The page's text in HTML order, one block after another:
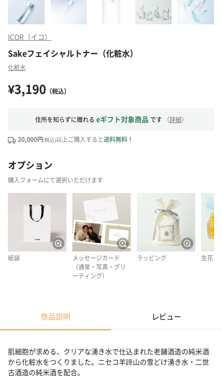
ICOR（イコ）
Sakeフェイシャルトナー（化粧水）
化粧水
¥3,190 （税込）
住所を知らずに贈れる eギフト対象商品 です （詳細）
20,000円(税込)以上ご購入すると送料無料！
オプション
購入フォームにて選択いただけます
紙袋
メッセージカード
（通常・写真・グリ
ーティング）
ラッピング 生花
商品説明 レビュー
肌細胞が求める、クリアな湧き水で仕込まれた老舗酒造の純米酒
から化粧水をつくりました。ニセコ羊蹄山の雪どけ湧き水・二世
古酒造の純米酒を配合。